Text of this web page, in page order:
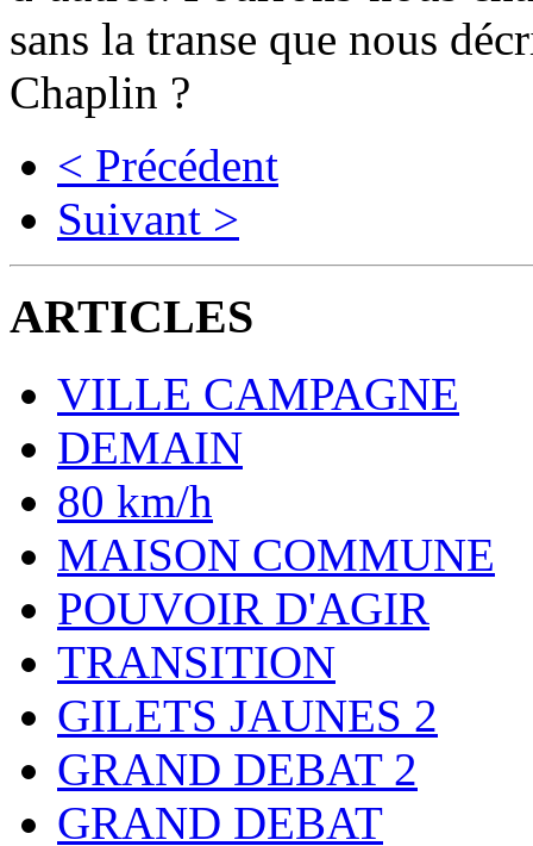
sans la transe que nous
Chaplin ?
< Précédent
Suivant >
ARTICLES
VILLE CAMPAGNE
DEMAIN
80 km/h
MAISON COMMUNE
POUVOIR D'AGIR
TRANSITION
GILETS JAUNES 2
GRAND DEBAT 2
GRAND DEBAT